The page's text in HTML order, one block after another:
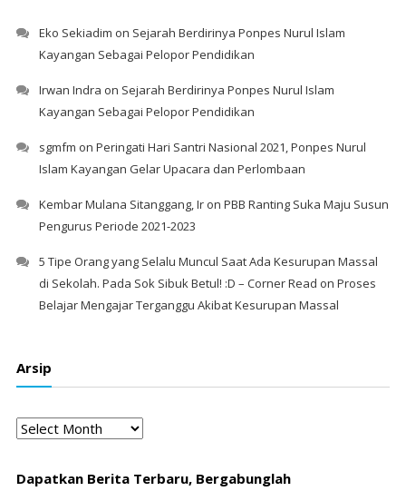
Eko Sekiadim on Sejarah Berdirinya Ponpes Nurul Islam
Kayangan Sebagai Pelopor Pendidikan
Irwan Indra on Sejarah Berdirinya Ponpes Nurul Islam
Kayangan Sebagai Pelopor Pendidikan
sgmfm on Peringati Hari Santri Nasional 2021, Ponpes Nurul
Islam Kayangan Gelar Upacara dan Perlombaan
Kembar Mulana Sitanggang, Iron PBB Ranting Suka Maju Susun
Pengurus Periode 2021-2023
5 Tipe Orang yang Selalu Muncul Saat Ada Kesurupan Massal
di Sekolah. Pada Sok Sibuk Betul! :D – Corner Read on Proses
Belajar Mengajar Terganggu Akibat Kesurupan Massal
Arsip
Arsip
Dapatkan Berita Terbaru, Bergabunglah